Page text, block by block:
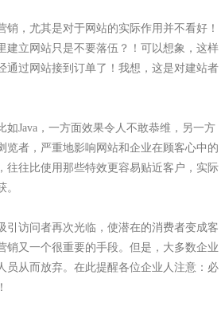
，尤其是对于网站的实际作用并不看好！
建立网站只是不要落伍？！可以想象，这样
通过网站接到订单了！我想，这是对建站者
如Java，一方面效果令人不敢恭维，另一方
览者，严重地影响网站和企业在顾客心中的
往往比使用那些特效更容易贴近客户，实际
访问者再次光临，使潜在的消费者变成客
销又一个很重要的手段。但是，大多数企业
员从而放弃。在此提醒各位企业人注意：必